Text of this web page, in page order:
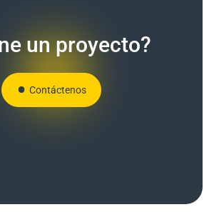
un proyecto?
Contáctenos